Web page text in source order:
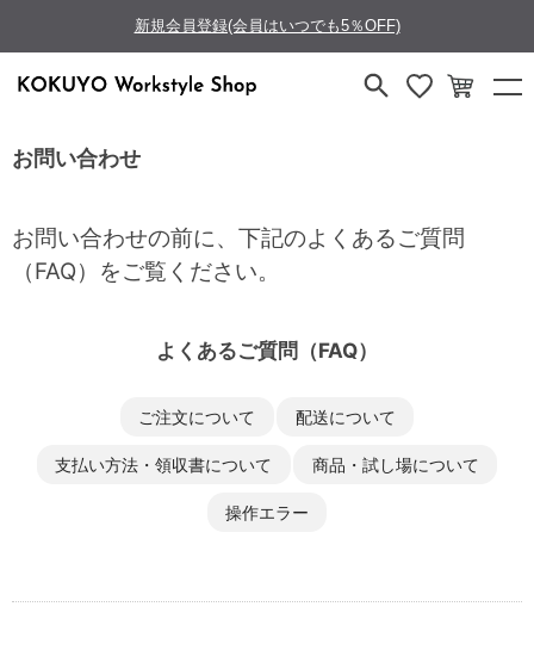
新規会員登録(会員はいつでも5％OFF)
お問い合わせ
お問い合わせの前に、下記のよくあるご質問
（FAQ）をご覧ください。
よくあるご質問（FAQ）
ご注文について 配送について
支払い方法・領収書について 商品・試し場について
操作エラー